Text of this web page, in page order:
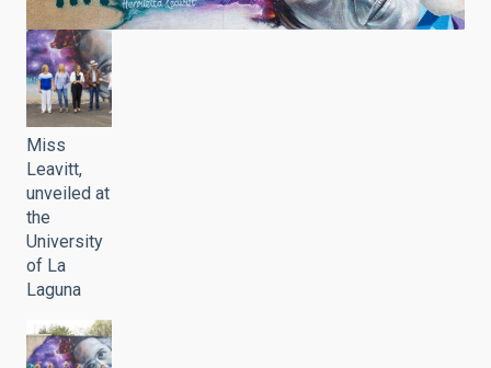
Miss
Leavitt,
unveiled at
the
University
of La
Laguna